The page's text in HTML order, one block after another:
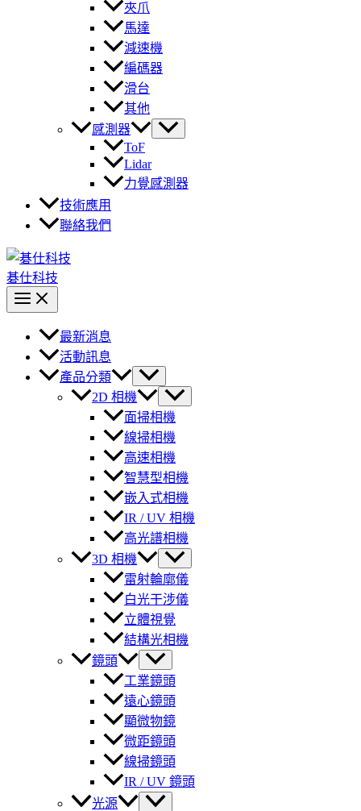
夾爪
馬達
減速機
編碼器
滑台
其他
感測器
ToF
Lidar
力覺感測器
技術應用
聯絡我們
碁仕科技
最新消息
活動訊息
產品分類
2D 相機
面掃相機
線掃相機
高速相機
智慧型相機
嵌入式相機
IR / UV 相機
高光譜相機
3D 相機
雷射輪廓儀
白光干涉儀
立體視覺
結構光相機
鏡頭
工業鏡頭
遠心鏡頭
顯微物鏡
微距鏡頭
線掃鏡頭
IR / UV 鏡頭
光源